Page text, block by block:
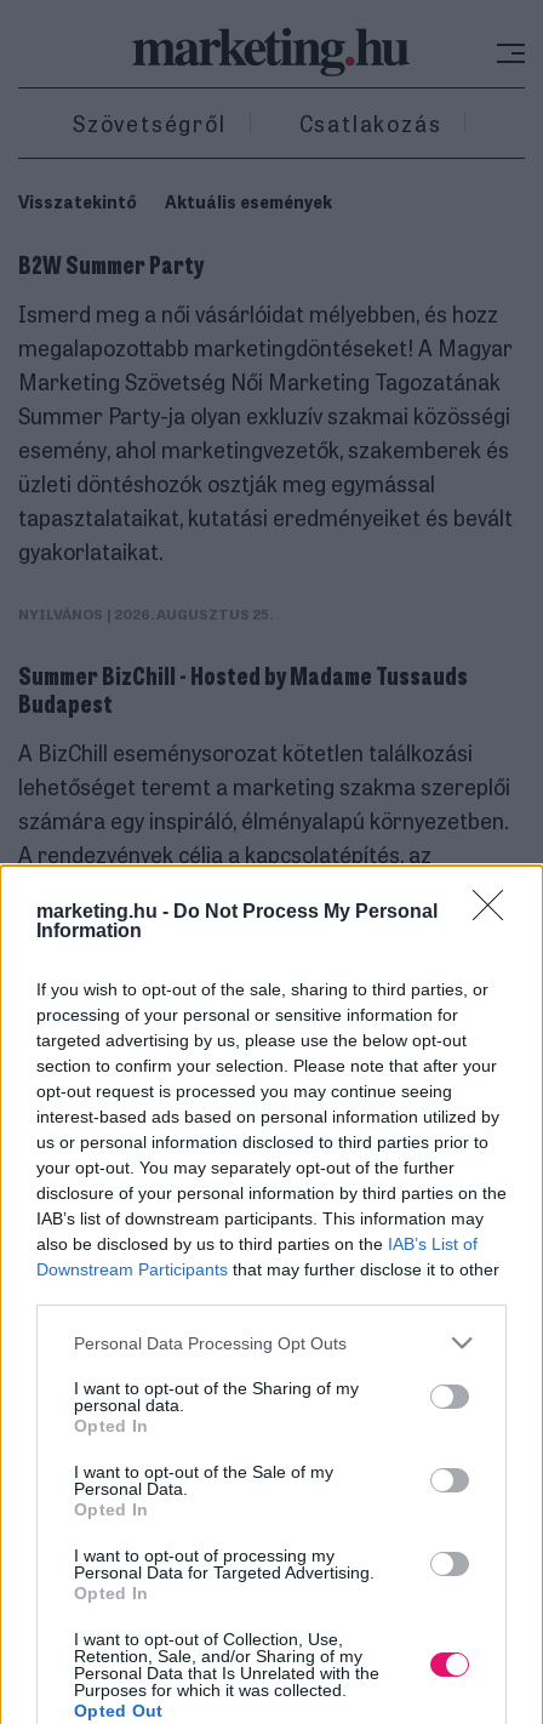
marketing.hu - Do Not Process My Personal
Information
If you wish to opt-out of the sale, sharing to third parties, or
processing of your personal or sensitive information for
targeted advertising by us, please use the below opt-out
section to confirm your selection. Please note that after your
opt-out request is processed you may continue seeing
interest-based ads based on personal information utilized by
us or personal information disclosed to third parties prior to
your opt-out. You may separately opt-out of the further
disclosure of your personal information by third parties on the
IAB’s list of downstream participants. This information may
also be disclosed by us to third parties on the IAB’s List of
Downstream Participants that may further disclose it to other
Please note that this website/app uses one or more Google
not limited to your visit or usage behaviour. You may click to
grant or deny consent to Google and its third-party tags to
use your data for below specified purposes in below Google
consent section.
Personal Data Processing Opt Outs
I want to opt-out of the Sharing of my
personal data.
Opted In
I want to opt-out of the Sale of my
Personal Data.
Opted In
I want to opt-out of processing my
Personal Data for Targeted Advertising.
Opted In
I want to opt-out of Collection, Use,
Retention, Sale, and/or Sharing of my
Personal Data that Is Unrelated with the
Purposes for which it was collected.
Opted Out
Szövetségről Csatlakozás
Visszatekintő Aktuális események
B2W Summer Party
Ismerd meg a női vásárlóidat mélyebben, és hozz
megalapozottabb marketingdöntéseket! A Magyar
Marketing Szövetség Női Marketing Tagozatának
Summer Party-ja olyan exkluzív szakmai közösségi
esemény, ahol marketingvezetők, szakemberek és
üzleti döntéshozók osztják meg egymással
tapasztalataikat, kutatási eredményeiket és bevált
gyakorlataikat.
NYILVÁNOS | 2026. AUGUSZTUS 25.
Summer BizChill - Hosted by Madame Tussauds
Budapest
A BizChill eseménysorozat kötetlen találkozási
lehetőséget teremt a marketing szakma szereplői
számára egy inspiráló, élményalapú környezetben.
A rendezvények célja a kapcsolatépítés, az
közösség erősítése egy könnyed, networking
TAGI| 2026. AUGUSZTUS 25.
MARKETING SUMMIT BUDAPEST 2026
A Marketing Summit Budapest az egyik
legjelentősebb B2B és üzleti csúcstalálkozó, amely
exkluzív platformot biztosít a marketing,
kommunikáció és üzleti élet vezetői és szakemberei
számára.
Médiapiaci körkép 2027 - tervezési segédlet első
kézből - webinar
Tagoknak szóló webinárium powered by PanMedia.
MMSZ Marketing Leaders Club - Hosted by Richter
Richter Insight : nemzetközi kommunikáció és
marketing hazai központból irányítva - látogatás a
magyar gyógyszeripar zászlóshajójánál.